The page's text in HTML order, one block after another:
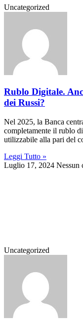
Uncategorized
Rublo Digitale.
dei Russi?
Nel 2025, la Banca
completamente il rublo
utilizzabile alla pari del
Leggi Tutto »
Luglio 17, 2024 Nessun
Uncategorized